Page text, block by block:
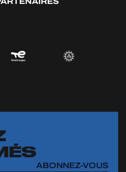
ABONNEZ-VOUS